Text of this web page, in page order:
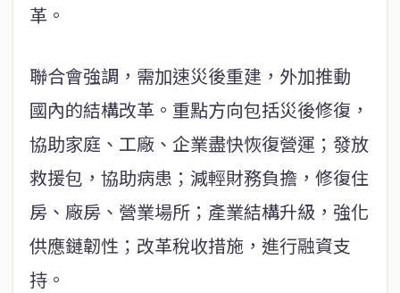
革。
聯合會強調，需加速災後重建，外加推動
國內的結構改革。重點方向包括災後修復，
協助家庭、工廠、企業盡快恢復營運；發放
救援包，協助病患；減輕財務負擔，修復住
房、廠房、營業場所；產業結構升級，強化
供應鏈韌性；改革稅收措施，進行融資支
持。